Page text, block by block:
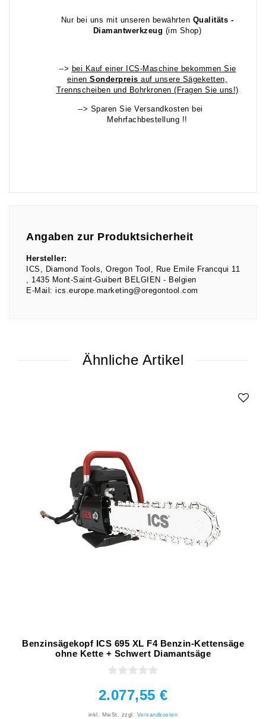
Nur bei uns mit unseren bewährten Qualitäts -
Diamantwerkzeug (im Shop)
--> bei Kauf einer ICS-Maschine bekommen Sie
einen Sonderpreis auf unsere Sägeketten,
Trennscheiben und Bohrkronen (Fragen Sie uns!)
--> Sparen Sie Versandkosten bei
Mehrfachbestellung !!
Angaben zur Produktsicherheit
Hersteller:
ICS, Diamond Tools, Oregon Tool
Rue Emile Francqui 11
1435 Mont-Saint-Guibert BELGIEN
Belgien
E-Mail: ics.europe.marketing@oregontool.com
Ähnliche Artikel
Benzinsägekopf ICS 695 XL F4 Benzin-Kettensäge
ohne Kette + Schwert Diamantsäge
2.077,55 €
inkl. MwSt. zzgl. Versandkosten